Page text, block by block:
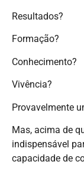
Resultados?
Formação?
Conhecimento?
Vivência?
Provavelmente
Mas, acima de
indispensável
capacidade de